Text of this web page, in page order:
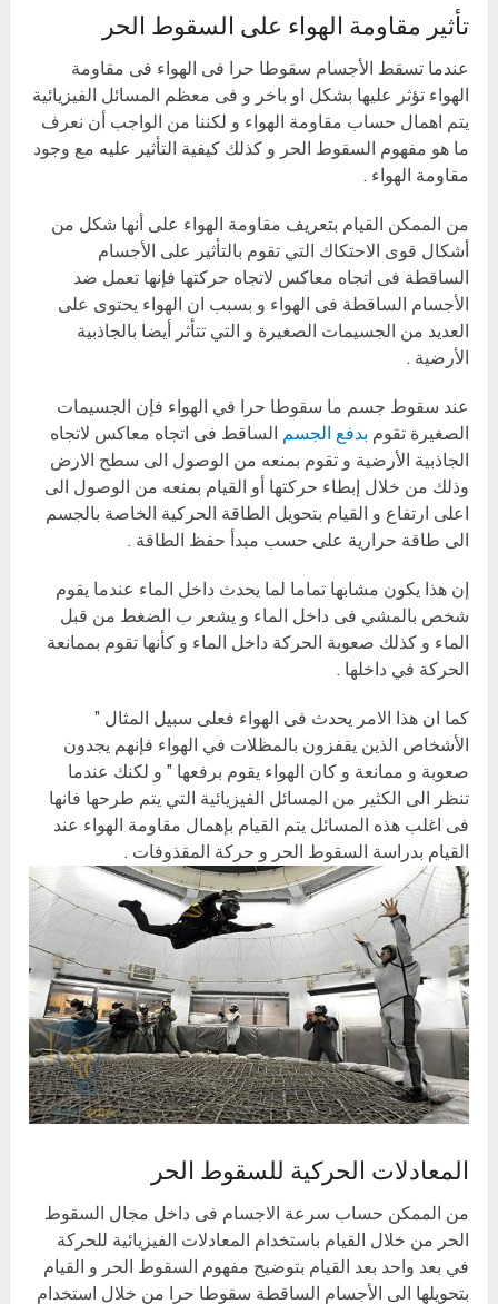
تأثير مقاومة الهواء على السقوط الحر
عندما تسقط الأجسام سقوطا حرا فى الهواء فى مقاومة
الهواء تؤثر عليها بشكل او باخر و فى معظم المسائل الفيزيائية
يتم اهمال حساب مقاومة الهواء و لكننا من الواجب أن نعرف
ما هو مفهوم السقوط الحر و كذلك كيفية التأثير عليه مع وجود
مقاومة الهواء .
من الممكن القيام بتعريف مقاومة الهواء على أنها شكل من
أشكال قوى الاحتكاك التي تقوم بالتأثير على الأجسام
الساقطة فى اتجاه معاكس لاتجاه حركتها فإنها تعمل ضد
الأجسام الساقطة فى الهواء و بسبب ان الهواء يحتوى على
العديد من الجسيمات الصغيرة و التي تتأثر أيضا بالجاذبية
الأرضية .
عند سقوط جسم ما سقوطا حرا في الهواء فإن الجسيمات
الصغيرة تقوم بدفع الجسم الساقط فى اتجاه معاكس لاتجاه
الجاذبية الأرضية و تقوم بمنعه من الوصول الى سطح الارض
وذلك من خلال إبطاء حركتها أو القيام بمنعه من الوصول الى
اعلى ارتفاع و القيام بتحويل الطاقة الحركية الخاصة بالجسم
الى طاقة حرارية على حسب مبدأ حفظ الطاقة .
إن هذا يكون مشابها تماما لما يحدث داخل الماء عندما يقوم
شخص بالمشي فى داخل الماء و يشعر ب الضغط من قبل
الماء و كذلك صعوبة الحركة داخل الماء و كأنها تقوم بممانعة
الحركة في داخلها .
كما ان هذا الامر يحدث فى الهواء فعلى سبيل المثال ”
الأشخاص الذين يقفزون بالمظلات في الهواء فإنهم يجدون
صعوبة و ممانعة و كان الهواء يقوم برفعها ” و لكنك عندما
تنظر الى الكثير من المسائل الفيزيائية التي يتم طرحها فانها
فى اغلب هذه المسائل يتم القيام بإهمال مقاومة الهواء عند
القيام بدراسة السقوط الحر و حركة المقذوفات .
المعادلات الحركية للسقوط الحر
من الممكن حساب سرعة الاجسام فى داخل مجال السقوط
الحر من خلال القيام باستخدام المعادلات الفيزيائية للحركة
في بعد واحد بعد القيام بتوضيح مفهوم السقوط الحر و القيام
بتحويلها الى الأجسام الساقطة سقوطا حرا من خلال استخدام